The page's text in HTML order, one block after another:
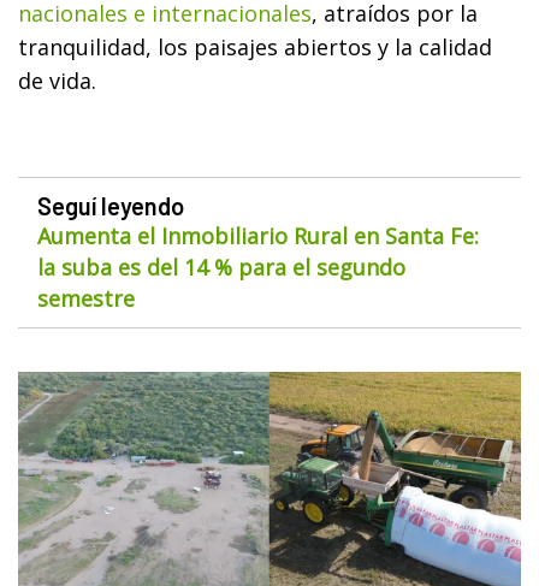
nacionales e internacionales, atraídos por la
tranquilidad, los paisajes abiertos y la calidad
de vida.
Seguí leyendo
Aumenta el Inmobiliario Rural en Santa Fe:
la suba es del 14 % para el segundo
semestre